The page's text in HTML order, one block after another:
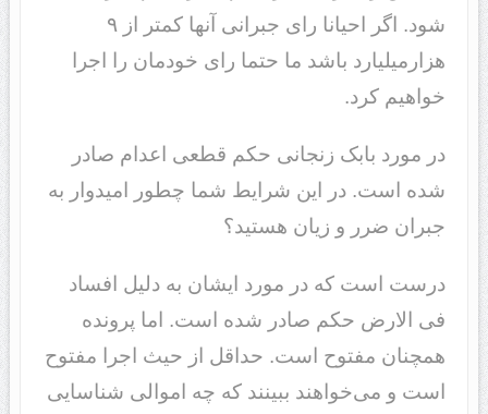
شود. اگر احیانا رای جبرانی آنها کمتر از ٩
هزارمیلیارد باشد ما حتما رای خودمان را اجرا
خواهیم کرد.
در مورد بابک زنجانی حکم قطعی اعدام صادر
شده است. در این شرایط شما چطور امیدوار به
جبران ضرر و زیان هستید؟
درست است که در مورد ایشان به دلیل افساد
فی الارض حکم صادر شده است. اما پرونده
همچنان مفتوح است. حداقل از حیث اجرا مفتوح
است و می‌خواهند ببینند که چه اموالی شناسایی